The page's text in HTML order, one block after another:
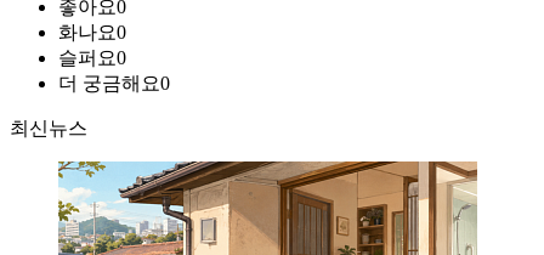
좋아요0
화나요0
슬퍼요0
더 궁금해요0
최신뉴스